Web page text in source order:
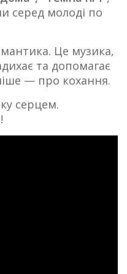
серед молоді по
Це музика,
та допомагає
— про кохання.
серцем.